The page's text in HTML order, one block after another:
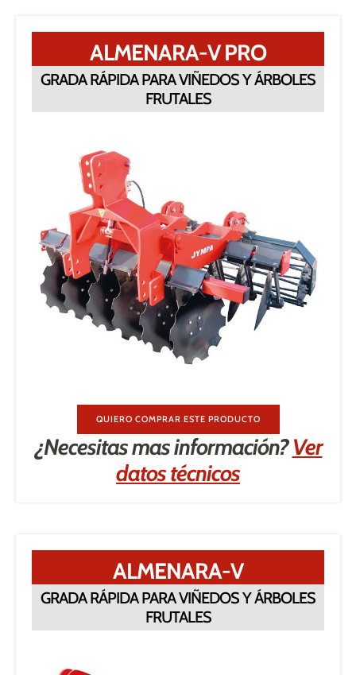
ALMENARA-V PRO
GRADA RÁPIDA PARA VIÑEDOS Y ÁRBOLES
FRUTALES
QUIERO COMPRAR ESTE PRODUCTO
¿Necesitas mas información?Ver
datos técnicos
ALMENARA-V
GRADA RÁPIDA PARA VIÑEDOS Y ÁRBOLES
FRUTALES